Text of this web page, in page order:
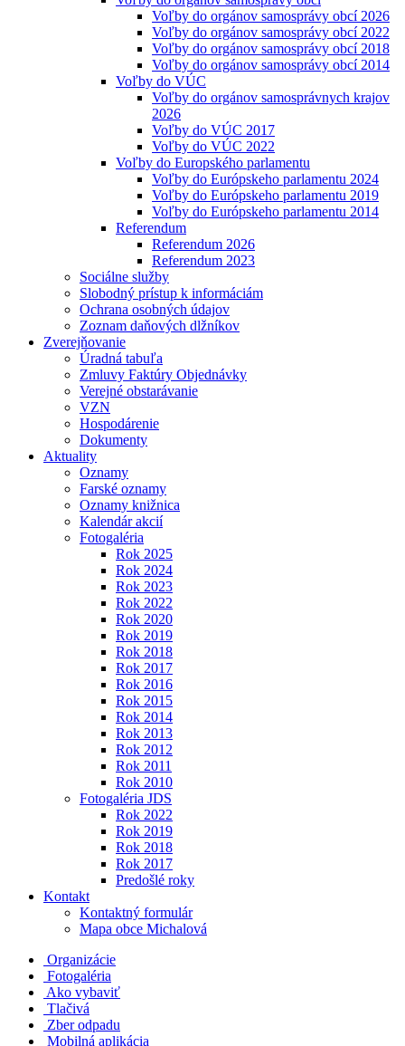
Voľby do orgánov samosprávy obcí 2026
Voľby do orgánov samosprávy obcí 2022
Voľby do orgánov samosprávy obcí 2018
Voľby do orgánov samosprávy obcí 2014
Voľby do VÚC
Voľby do orgánov samosprávnych krajov
2026
Voľby do VÚC 2017
Voľby do VÚC 2022
Voľby do Europského parlamentu
Voľby do Európskeho parlamentu 2024
Voľby do Európskeho parlamentu 2019
Voľby do Európskeho parlamentu 2014
Referendum
Referendum 2026
Referendum 2023
Sociálne služby
Slobodný prístup k informáciám
Ochrana osobných údajov
Zoznam daňových dlžníkov
Zverejňovanie
Úradná tabuľa
Zmluvy Faktúry Objednávky
Verejné obstarávanie
VZN
Hospodárenie
Dokumenty
Aktuality
Oznamy
Farské oznamy
Oznamy knižnica
Kalendár akcií
Fotogaléria
Rok 2025
Rok 2024
Rok 2023
Rok 2022
Rok 2020
Rok 2019
Rok 2018
Rok 2017
Rok 2016
Rok 2015
Rok 2014
Rok 2013
Rok 2012
Rok 2011
Rok 2010
Fotogaléria JDS
Rok 2022
Rok 2019
Rok 2018
Rok 2017
Predošlé roky
Kontakt
Kontaktný formulár
Mapa obce Michalová
Organizácie
Fotogaléria
Ako vybaviť
Tlačivá
Zber odpadu
Mobilná aplikácia